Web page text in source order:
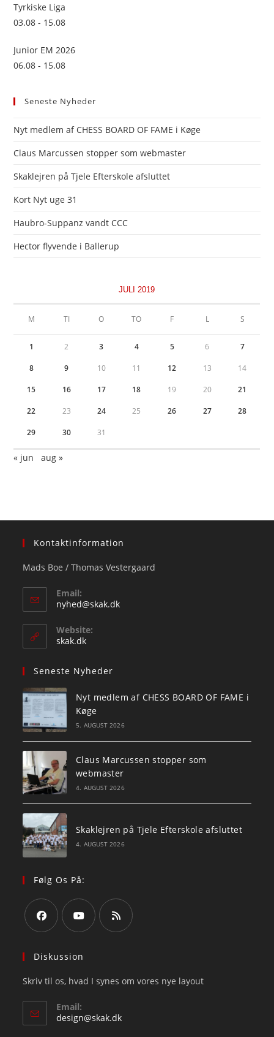
Tyrkiske Liga
03.08 - 15.08
Junior EM 2026
06.08 - 15.08
Seneste Nyheder
Nyt medlem af CHESS BOARD OF FAME i Køge
Claus Marcussen stopper som webmaster
Skaklejren på Tjele Efterskole afsluttet
Kort Nyt uge 31
Haubro-Suppanz vandt CCC
Hector flyvende i Ballerup
JULI 2019
M TI O TO F L S
1 2 3 4 5 6 7
8 9 10 11 12 13 14
15 16 17 18 19 20 21
22 23 24 25 26 27 28
29 30 31
« jun aug »
Kontaktinformation
Mads Boe / Thomas Vestergaard
Email:
nyhed@skak.dkOpens
Website:
skak.dk
Seneste Nyheder
Nyt medlem af CHESS BOARD OF FAME i
Køge
5. AUGUST 2026
Claus Marcussen stopper som
webmaster
4. AUGUST 2026
Skaklejren på Tjele Efterskole afsluttet
4. AUGUST 2026
Følg Os På:
in
new
tab
in
new
new
Diskussion
Skriv til os, hvad I synes om vores nye layout
Email:
design@skak.dkOpens